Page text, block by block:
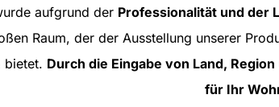
aufgrund der Professionalität und der
Raum, der der Ausstellung unserer
bietet. Durch die Eingabe von Land,
für Ihr